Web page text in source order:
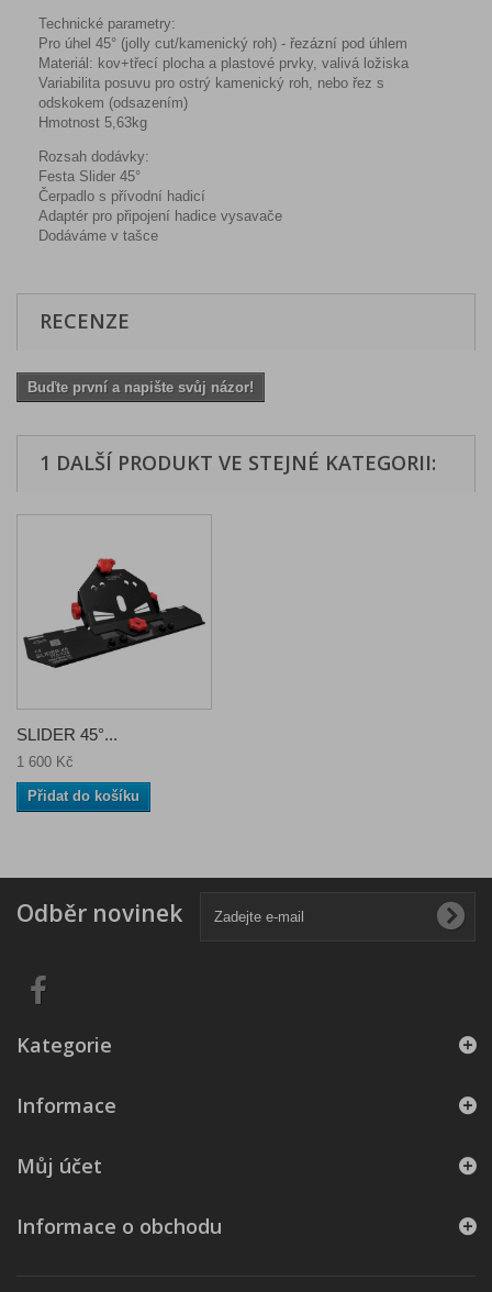
Technické parametry:
Pro úhel 45° (jolly cut/kamenický roh) - řezázní pod úhlem
Materiál: kov+třecí plocha a plastové prvky, valivá ložiska
Variabilita posuvu pro ostrý kamenický roh, nebo řez s
odskokem (odsazením)
Hmotnost 5,63kg
Rozsah dodávky:
Festa Slider 45°
Čerpadlo s přívodní hadicí
Adaptér pro připojení hadice vysavače
Dodáváme v tašce
RECENZE
Buďte první a napište svůj názor!
1 DALŠÍ PRODUKT VE STEJNÉ KATEGORII:
SLIDER 45°...
1 600 Kč
Přidat do košíku
Odběr novinek
Kategorie
Informace
Můj účet
Informace o obchodu